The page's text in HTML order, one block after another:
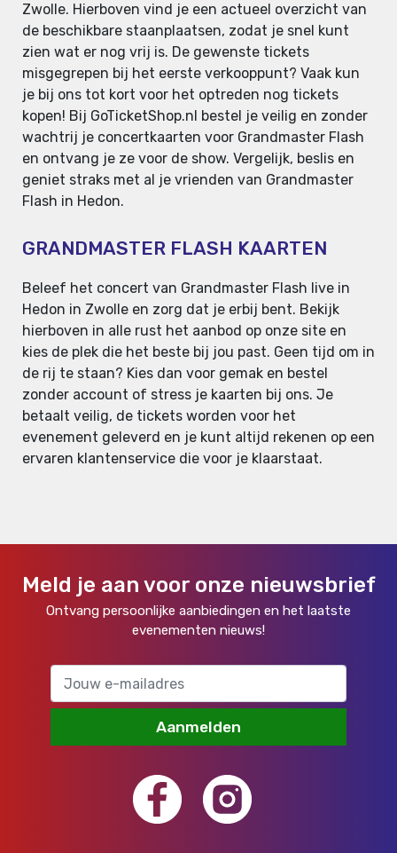
Zwolle. Hierboven vind je een actueel overzicht van
de beschikbare staanplaatsen, zodat je snel kunt
zien wat er nog vrij is. De gewenste tickets
misgegrepen bij het eerste verkooppunt? Vaak kun
je bij ons tot kort voor het optreden nog tickets
kopen! Bij GoTicketShop.nl bestel je veilig en zonder
wachtrij je concertkaarten voor Grandmaster Flash
en ontvang je ze voor de show. Vergelijk, beslis en
geniet straks met al je vrienden van Grandmaster
Flash in Hedon.
GRANDMASTER FLASH KAARTEN
Beleef het concert van Grandmaster Flash live in
Hedon in Zwolle en zorg dat je erbij bent. Bekijk
hierboven in alle rust het aanbod op onze site en
kies de plek die het beste bij jou past. Geen tijd om in
de rij te staan? Kies dan voor gemak en bestel
zonder account of stress je kaarten bij ons. Je
betaalt veilig, de tickets worden voor het
evenement geleverd en je kunt altijd rekenen op een
ervaren klantenservice die voor je klaarstaat.
Meld je aan voor onze nieuwsbrief
Ontvang persoonlijke aanbiedingen en het laatste
evenementen nieuws!
Aanmelden